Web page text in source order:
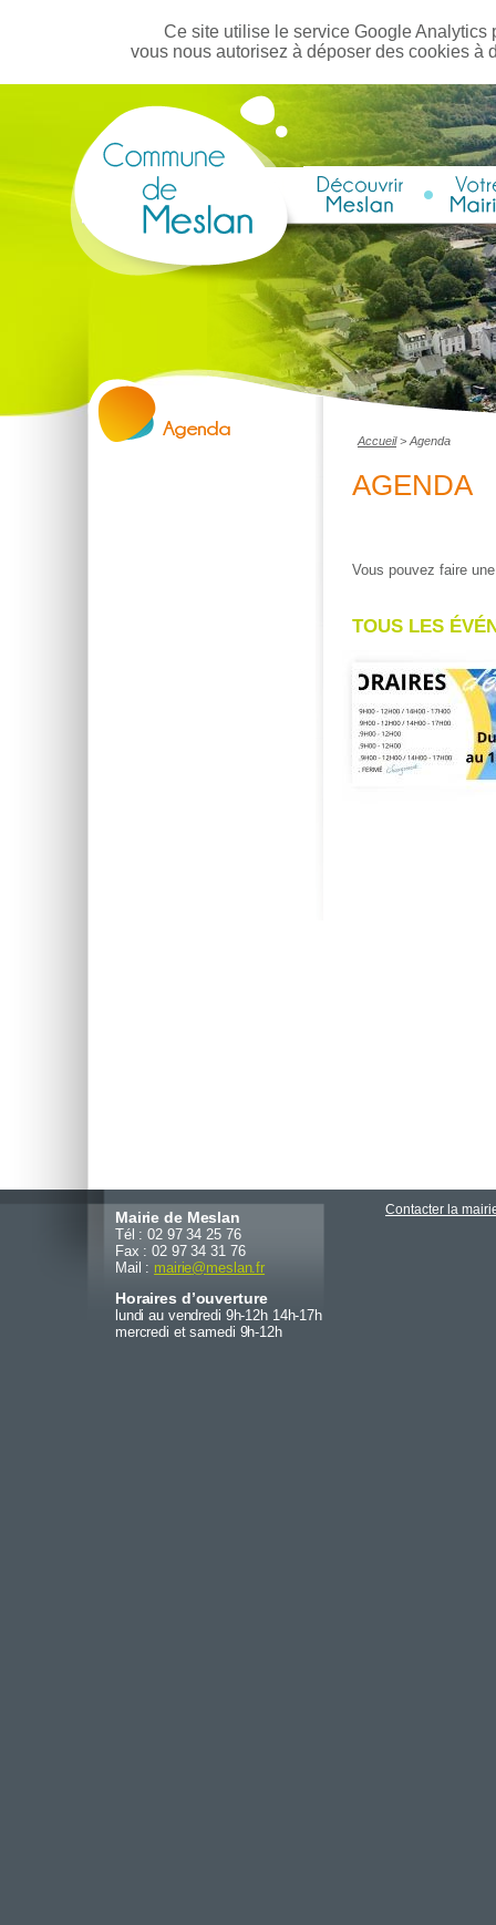
Ce site utilise le service Google
vous nous autorisez à déposer des cookies
Accueil> Agenda
AGENDA
Vous pouvez faire
TOUS LES
Mairie de Meslan
Tél : 02 97 34 25 76
Fax : 02 97 34 31 76
Mail : mairie@meslan.fr
Horaires d’ouverture
lundi au vendredi 9h-12h 14h-17h
mercredi et samedi 9h-12h
Contacter la